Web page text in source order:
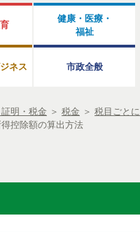
健康・医療・
福祉
ネス 市政全般
明・税金 ＞ 税金 ＞ 税目ごとに
控除額の算出方法